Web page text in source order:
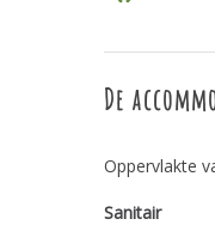
De
Oppervlakte
Sanitair